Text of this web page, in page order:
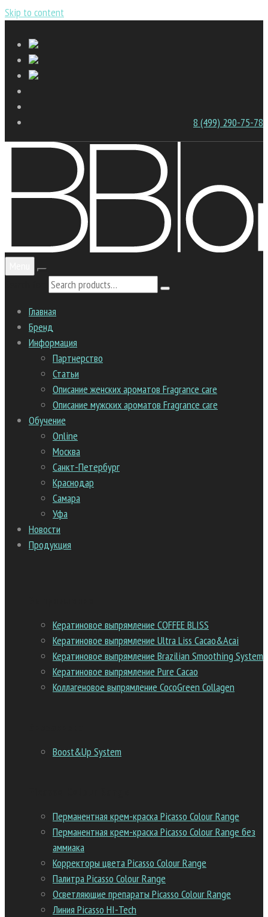
Skip to content
8 (499) 290-75-78
Главная
Бренд
Информация
Партнерство
Статьи
Описание женских ароматов Fragrance care
Описание мужских ароматов Fragrance care
Обучение
Online
Москва
Санкт-Петербург
Краснодар
Самара
Уфа
Новости
Продукция
Кератиновое выпрямление COFFEE BLISS
Кератиновое выпрямление Ultra Liss Cacao&Acai
Кератиновое выпрямление Brazilian Smoothing System
Кератиновое выпрямление Pure Cacao
Коллагеновое выпрямление CocoGreen Collagen
Boost&Up System
Перманентная крем-краска Picasso Colour Range
Перманентная крем-краска Picasso Colour Range без
аммиака
Корректоры цвета Picasso Colour Range
Палитра Picasso Colour Range
Осветляющие препараты Picasso Colour Range
Линия Picasso HI-Tech